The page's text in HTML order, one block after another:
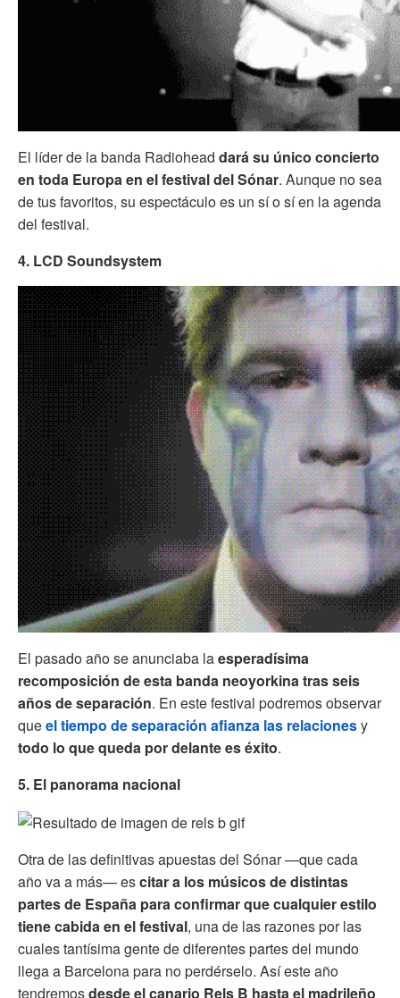
El líder de la banda Radiohead dará su único concierto
en toda Europa en el festival del Sónar. Aunque no sea
de tus favoritos, su espectáculo es un sí o sí en la agenda
del festival.
4. LCD Soundsystem
El pasado año se anunciaba laesperadísima
recomposición de esta banda neoyorkina tras seis
años de separación. En este festival podremos observar
queel tiempo de separación afianza las relacionesy
todo lo que queda por delante es éxito.
5. El panorama nacional
Otra de las definitivas apuestas del Sónar —que cada
año va a más— escitar a los músicos de distintas
partes de España para confirmar que cualquier estilo
tiene cabida en el festival, una de las razones por las
cuales tantísima gente de diferentes partes del mundo
llega a Barcelona para no perdérselo. Así este año
tendremosdesde el canario Rels B hasta el madrileño